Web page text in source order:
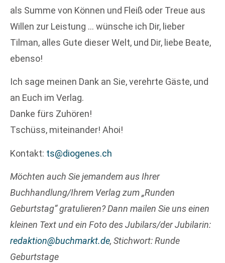
als Summe von Können und Fleiß oder Treue aus
Willen zur Leistung … wünsche ich Dir, lieber
Tilman, alles Gute dieser Welt, und Dir, liebe Beate,
ebenso!
Ich sage meinen Dank an Sie, verehrte Gäste, und
an Euch im Verlag.
Danke fürs Zuhören!
Tschüss, miteinander! Ahoi!
Kontakt: ts@diogenes.ch
Möchten auch Sie jemandem aus Ihrer
Buchhandlung/Ihrem Verlag zum „Runden
Geburtstag“ gratulieren? Dann mailen Sie uns einen
kleinen Text und ein Foto des Jubilars/der Jubilarin:
redaktion@buchmarkt.de, Stichwort: Runde
Geburtstage